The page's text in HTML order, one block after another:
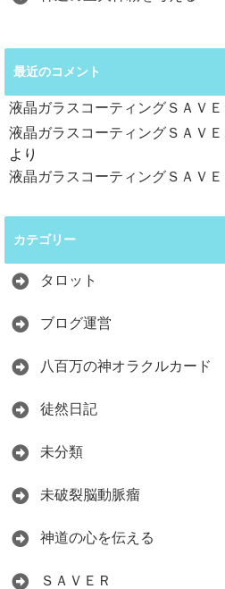
最近のコメント
液晶ガラスコーティングＳＡＶＥ
液晶ガラスコーティングＳＡＶＥ
より
液晶ガラスコーティングＳＡＶＥ
カテゴリー
タロット
ブログ運営
八百万の神オラクルカード
徒然日記
未分類
未破裂脳動脈瘤
神道の心を伝える
ＳＡＶＥＲ